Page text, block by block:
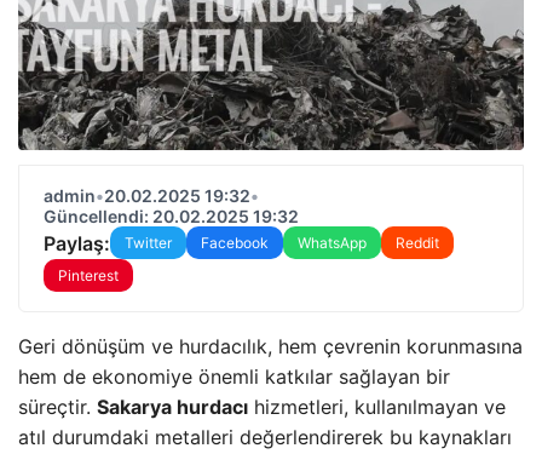
admin•20.02.2025 19:32•
Güncellendi: 20.02.2025 19:32
Paylaş: Twitter Facebook WhatsApp
Reddit
Pinterest
Geri dönüşüm ve hurdacılık, hem çevrenin korunmasına
hem de ekonomiye önemli katkılar sağlayan bir
süreçtir. Sakarya hurdacı hizmetleri, kullanılmayan ve
atıl durumdaki metalleri değerlendirerek bu kaynakları